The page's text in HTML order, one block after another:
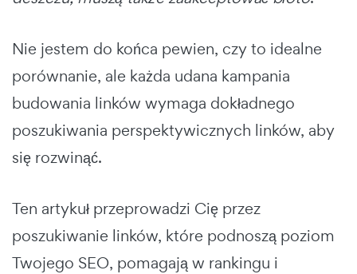
Nie jestem do końca pewien, czy to idealne
porównanie, ale każda udana kampania
budowania linków wymaga dokładnego
poszukiwania perspektywicznych linków, aby
się rozwinąć.
Ten artykuł przeprowadzi Cię przez
poszukiwanie linków, które podnoszą poziom
Twojego SEO, pomagają w rankingu i